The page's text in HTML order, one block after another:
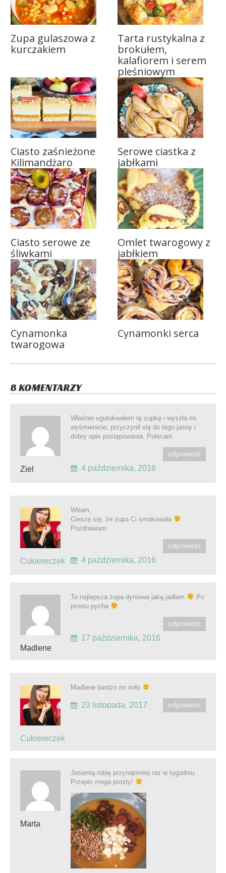
Zupa gulaszowa z
kurczakiem
Tarta rustykalna z
brokułem,
kalafiorem i serem
pleśniowym
Ciasto zaśnieżone
Kilimandżaro
Serowe ciastka z
jabłkami
Ciasto serowe ze
śliwkami
Omlet twarogowy z
jabłkiem
Cynamonka
twarogowa
Cynamonki serca
8 KOMENTARZY
Ziel
Właśnie ugutokwałem tę zupkę i wyszła mi
wyśmienicie, przyczynił się do tego jasny i
dobry opis postępowania. Polecam
odpowiedz
4 października, 2016
Cukiereczek
Witam,
Cieszę się, że zupa Ci smakowała
Pozdrawiam
odpowiedz
4 października, 2016
Madlene
To najlepsza zupa dyniowa jaką jadłam
Po
prostu pycha
odpowiedz
17 października, 2016
Cukiereczek
Madlene bardzo mi miło
odpowiedz
23 listopada, 2017
Marta
Jesienią robię przynajmniej raz w tygodniu.
Przepis mega prosty!